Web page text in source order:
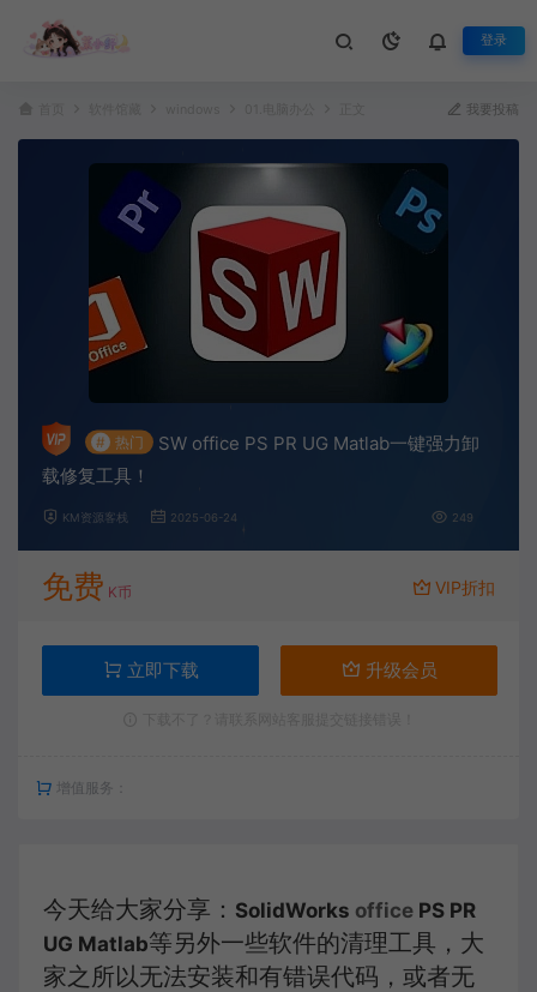
登录
我要投稿
# 热门
SW office PS PR UG Matlab一键强力卸
载修复工具！
KM资源客栈 2025-06-24 249
免费 K币 VIP折扣
立即下载 升级会员
增值服务：
今天给大家分享： SolidWorks office PS PR
UG Matlab等另外一些软件的清理工具，大
家之所以无法安装和有错误代码，或者无